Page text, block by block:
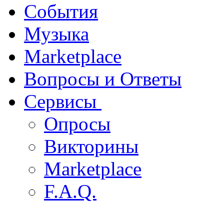
События
Музыка
Marketplace
Вопросы и Ответы
Сервисы
Опросы
Викторины
Marketplace
F.A.Q.